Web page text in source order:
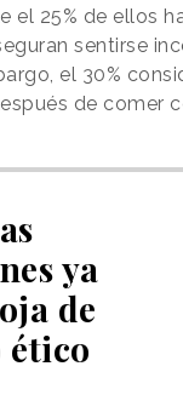
el 25% de ellos
sentirse
el 30%
de comer
ya
de
ético